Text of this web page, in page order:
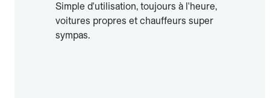
Simple d'utilisation, toujours à l'heure,
voitures propres et chauffeurs super
sympas.